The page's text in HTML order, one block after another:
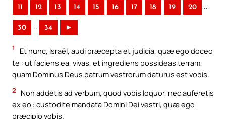
11 12 13 14 15 16 17 18 19 20 ..
30 .. 34 ►
1
Et nunc, Israël, audi præcepta et judicia, quæ ego doceo
te : ut faciens ea, vivas, et ingrediens possideas terram,
quam Dominus Deus patrum vestrorum daturus est vobis.
2
Non addetis ad verbum, quod vobis loquor, nec auferetis
ex eo : custodite mandata Domini Dei vestri, quæ ego
præcipio vobis.